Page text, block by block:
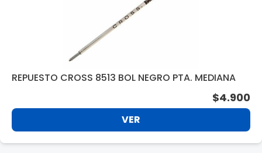
REPUESTO CROSS 8513 BOL NEGRO PTA. MEDIANA
$4.900
VER